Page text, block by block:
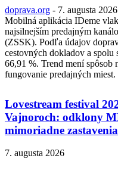
doprava.org - 7. augusta 2026
Mobilná aplikácia IDeme
najsilnejším predajným
(ZSSK). Podľa údajov
cestovných dokladov a
66,91 %. Trend mení
fungovanie predajných miest.
Lovestream festival
Vajnoroch: odklony
mimoriadne
7. augusta 2026